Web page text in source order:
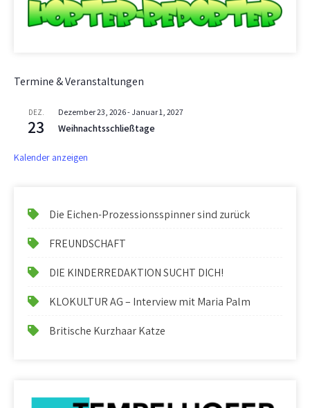
Termine & Veranstaltungen
DEZ.
23
Dezember 23, 2026- Januar 1, 2027
Weihnachtsschließtage
Kalender anzeigen
Die Eichen-Prozessionsspinner sind zurück
FREUNDSCHAFT
DIE KINDERREDAKTION SUCHT DICH!
KLOKULTUR AG – Interview mit Maria Palm
Britische Kurzhaar Katze